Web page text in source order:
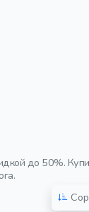
до 50%.